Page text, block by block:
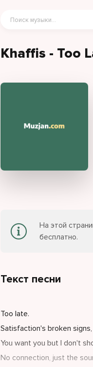
Khaffis - Too
На этой
бесплатно.
Текст песни
Too late.
Satisfaction's broken
You want you but I don't
No connection, just the